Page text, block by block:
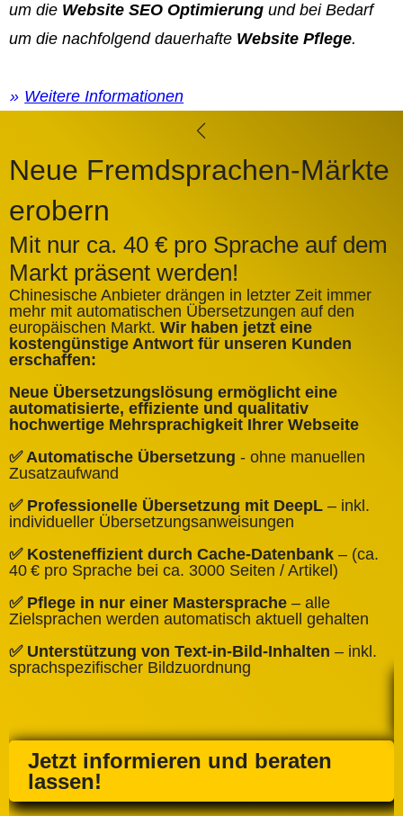
um die Website SEO Optimierung und bei Bedarf
um die nachfolgend dauerhafte Website Pflege.
Weitere Informationen
Neue Fremdsprachen-Märkte
erobern
Mit nur ca. 40 € pro Sprache auf dem
Markt präsent werden!
Chinesische Anbieter drängen in letzter Zeit immer
mehr mit automatischen Übersetzungen auf den
europäischen Markt. Wir haben jetzt eine
kostengünstige Antwort für unseren Kunden
erschaffen:
Neue Übersetzungslösung ermöglicht eine
automatisierte, effiziente und qualitativ
hochwertige Mehrsprachigkeit Ihrer Webseite
✅ Automatische Übersetzung - ohne manuellen
Zusatzaufwand
✅ Professionelle Übersetzung mit DeepL – inkl.
individueller Übersetzungsanweisungen
✅ Kosteneffizient durch Cache‑Datenbank – (ca.
40 € pro Sprache bei ca. 3000 Seiten / Artikel)
✅ Pflege in nur einer Mastersprache – alle
Zielsprachen werden automatisch aktuell gehalten
✅ Unterstützung von Text‑in‑Bild‑Inhalten – inkl.
sprachspezifischer Bildzuordnung
Jetzt informieren und beraten
lassen!